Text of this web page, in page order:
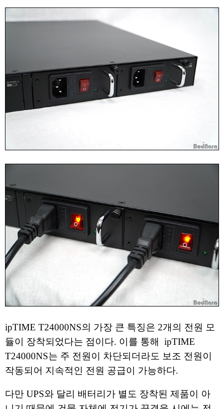
ipTIME T24000NS의 가장 큰 특징은 2개의 전원 모
듈이 장착되었다는 점이다. 이를 통해 ipTIME
T24000NS는 주 전원이 차단되더라도 보조 전원이
작동되어 지속적인 전원 공급이 가능하다.
다만 UPS와 달리 배터리가 별도 장착된 제품이 아